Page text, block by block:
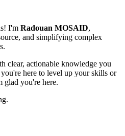
I'm Radouan MOSAID,
and simplifying complex
clear, actionable knowledge you
here to level up your skills or
glad you're here.